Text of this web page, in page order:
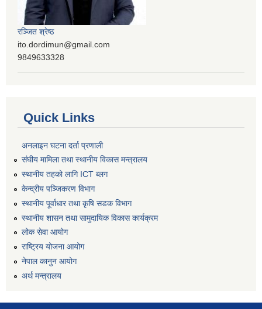
रञ्‍जित श्रेष्ठ
ito.dordimun@gmail.com
9849633328
Quick Links
अनलाइन घटना दर्ता प्रणाली
संघीय मामिला तथा स्थानीय विकास मन्त्रालय
स्थानीय तहको लागि ICT ब्लग
केन्द्रीय पञ्जिकरण विभाग
स्थानीय पूर्वाधार तथा कृषि सडक विभाग
स्थानीय शासन तथा सामुदायिक विकास कार्यक्रम
लोक सेवा आयोग
राष्ट्रिय योजना आयोग
नेपाल कानुन आयोग
अर्थ मन्त्रालय